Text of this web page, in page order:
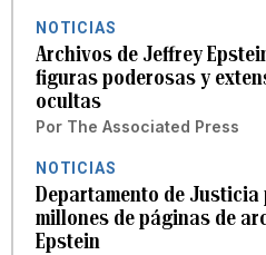
NOTICIAS
Archivos de Jeffrey
figuras poderosas y
ocultas
Por The Associated Press
NOTICIAS
Departamento de
millones de páginas de
Epstein